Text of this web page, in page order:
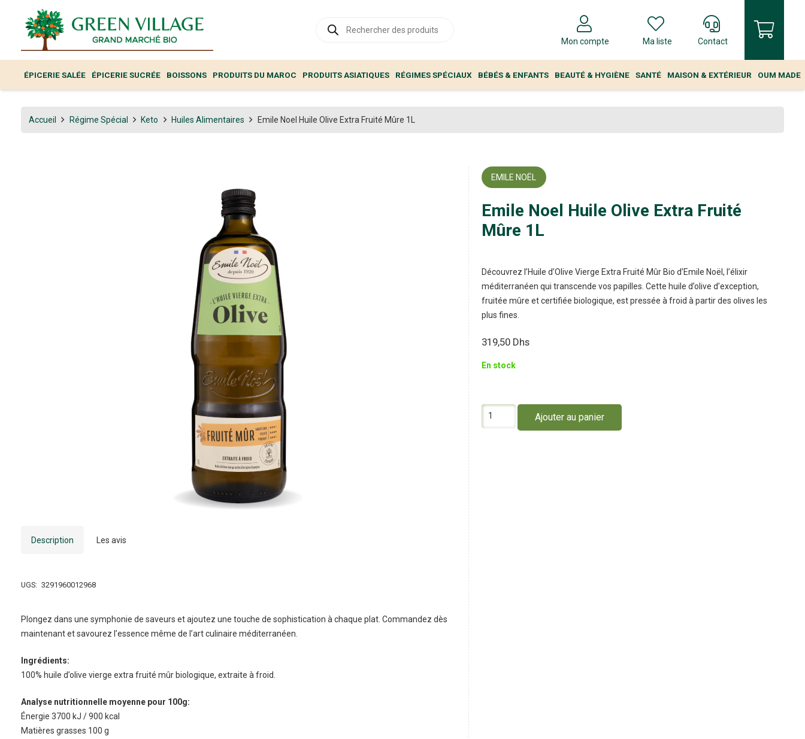
produits
Mon compte Ma liste Contact
ÉPICERIE SALÉE ÉPICERIE SUCRÉE BOISSONS PRODUITS DU MAROC PRODUITS ASIATIQUES RÉGIMES SPÉCIAUX BÉBÉS & ENFANTS BEAUTÉ & HYGIÈNE SANTÉ MAISON & EXTÉRIEUR OUM MADE
Accueil Régime Spécial Keto Huiles Alimentaires Emile Noel Huile Olive Extra Fruité Mûre 1L
Description Les avis
UGS: 3291960012968
Plongez dans une symphonie de saveurs et ajoutez une touche de sophistication à chaque plat. Commandez dès
maintenant et savourez l’essence même de l’art culinaire méditerranéen.
Ingrédients:
100% huile d’olive vierge extra fruité mûr biologique, extraite à froid.
Analyse nutritionnelle moyenne pour 100g:
Énergie 3700 kJ / 900 kcal
Matières grasses 100 g
EMILE NOËL
Emile Noel Huile Olive Extra Fruité
Mûre 1L
Découvrez l’Huile d’Olive Vierge Extra Fruité Mûr Bio d’Emile Noël, l’élixir
méditerranéen qui transcende vos papilles. Cette huile d’olive d’exception,
fruitée mûre et certifiée biologique, est pressée à froid à partir des olives les
plus fines.
319,50 Dhs
En stock
quantité
de
Ajouter au panier